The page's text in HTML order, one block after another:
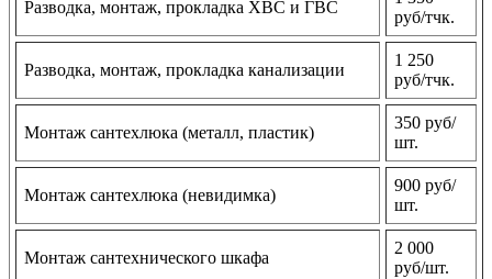
Разводка, монтаж, прокладка ХВС и ГВС
руб/тчк.
Разводка, монтаж, прокладка канализации
1 250
руб/тчк.
Монтаж сантехлюка (металл, пластик)
350 руб/
шт.
Монтаж сантехлюка (невидимка)
900 руб/
шт.
Монтаж сантехнического шкафа
2 000
руб/шт.